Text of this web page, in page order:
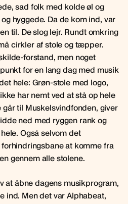
sad folk med kolde øl og
hyggede. Da de kom ind, var
til. De slog lejr. Rundt omkring
cirkler af stole og tæpper.
forstand, men noget
for en lang dag med musik
hele: Grøn-stole med logo,
har nemt ved at stå op hele
til Muskelsvindfonden, giver
ned med ryggen rank og
Også selvom det
at komme fra
gennem alle stolene.
at åbne dagens musikprogram,
ind. Men det var Alphabeat,